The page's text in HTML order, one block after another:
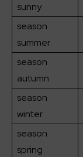
sunny
season
summer
season
autumn
season
winter
season
spring